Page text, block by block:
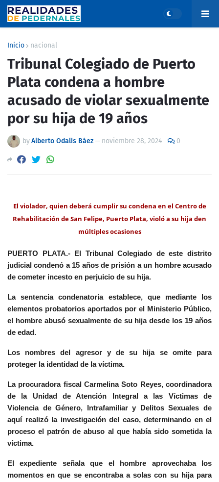
Inicio nacional
Tribunal Colegiado de Puerto
Plata condena a hombre
acusado de violar sexualmente
por su hija de 19 años
byAlberto Odalis Báez— noviembre 28, 2024 0
El violador, quien deberá cumplir su condena en el Centro de
Rehabilitación de San Felipe, Puerto Plata, violó a su hija den
múltiples ocasiones
PUERTO PLATA.-El Tribunal Colegiado de este distrito
judicial condenó a 15 años de prisión a un hombre acusado
de cometer incesto en perjuicio de su hija.
La sentencia condenatoria establece, que mediante los
elementos probatorios aportados por el Ministerio Público,
el hombre abusó sexualmente de su hija desde los 19 años
de edad.
Los nombres del agresor y de su hija se omite para
proteger la identidad de la víctima.
La procuradora fiscal Carmelina Soto Reyes, coordinadora
de la Unidad de Atención Integral a las Víctimas de
Violencia de Género, Intrafamiliar y Delitos Sexuales de
aquí realizó la investigación del caso, determinando en el
proceso el patrón de abuso al que había sido sometida la
víctima.
El expediente señala que el hombre aprovechaba los
momentos en que se encontraba a solas con su hija para